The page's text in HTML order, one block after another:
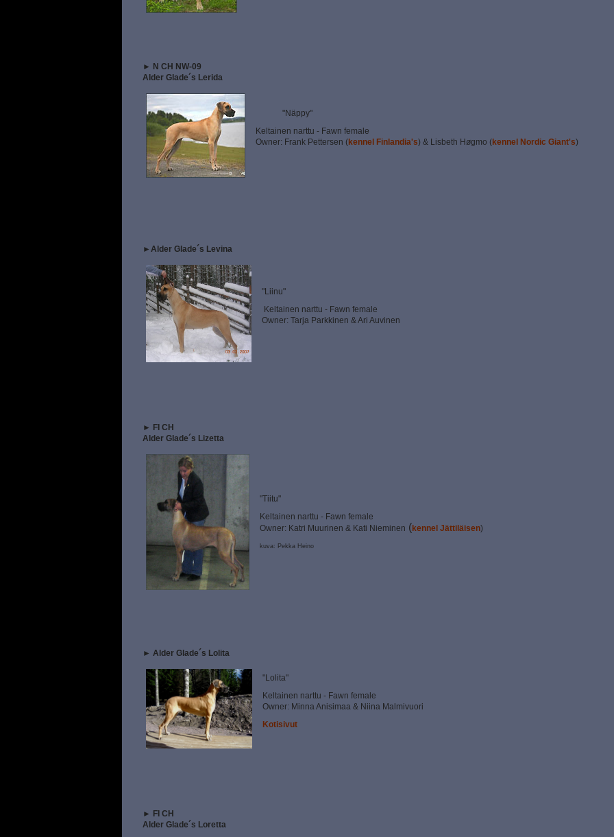
► N CH NW-09
Alder Glade´s Lerida
"Näppy"
Keltainen narttu - Fawn female
Owner: Frank Pettersen (kennel Finlandia's) & Lisbeth Høgmo (kennel Nordic Giant's)
► Alder Glade´s Levina
"Liinu"
Keltainen narttu - Fawn female
Owner: Tarja Parkkinen & Ari Auvinen
► FI CH
Alder Glade´s Lizetta
"Tiitu"
Keltainen narttu - Fawn female
Owner: Katri Muurinen & Kati Nieminen (kennel Jättiläisen)
kuva: Pekka Heino
► Alder Glade´s Lolita
"Lolita"
Keltainen narttu - Fawn female
Owner: Minna Anisimaa & Niina Malmivuori
Kotisivut
► FI CH
Alder Glade´s Loretta